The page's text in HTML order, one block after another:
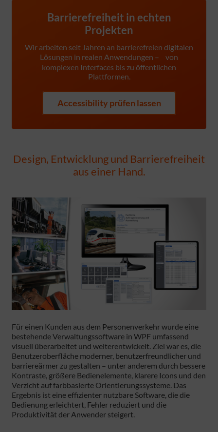
Barrierefreiheit in echten
Projekten
Wir arbeiten seit Jahren an barrierefreien digitalen
Lösungen in realen Anwendungen – von
komplexen Interfaces bis zu öffentlichen
Plattformen.
Accessibility prüfen lassen
Design, Entwicklung und Barrierefreiheit
aus einer Hand.
Für einen Kunden aus dem Personenverkehr wurde eine
bestehende Verwaltungssoftware in WPF umfassend
visuell überarbeitet und weiterentwickelt. Ziel war es, die
Benutzeroberfläche moderner, benutzerfreundlicher und
barriereärmer zu gestalten – unter anderem durch bessere
Kontraste, größere Bedienelemente, klarere Icons und den
Verzicht auf farbbasierte Orientierungssysteme. Das
Ergebnis ist eine effizienter nutzbare Software, die die
Bedienung erleichtert, Fehler reduziert und die
Produktivität der Anwender steigert.